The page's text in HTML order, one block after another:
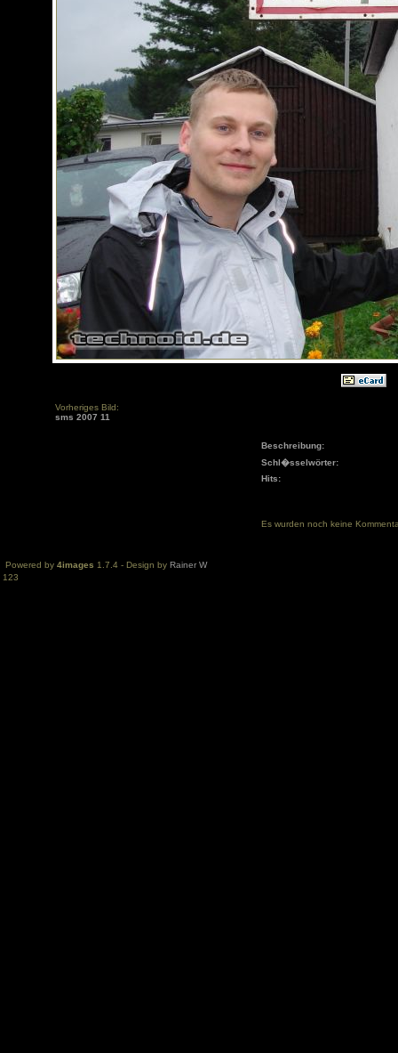
Vorheriges Bild:
sms 2007 11
Beschreibung:
Schl�sselwörter:
Hits:
Es wurden noch keine
Powered by 4images 1.7.4 - Design by Rainer W
123